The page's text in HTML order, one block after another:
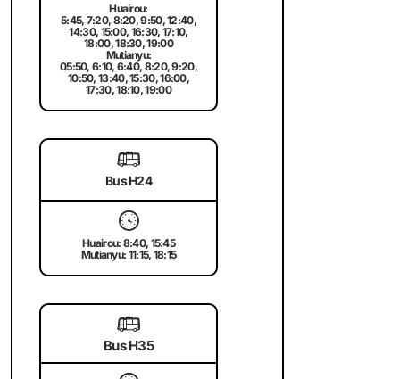
Huairou:
5:45, 7:20, 8:20, 9:50, 12:40,
14:30, 15:00, 16:30, 17:10,
18:00, 18:30, 19:00
Mutianyu:
05:50, 6:10, 6:40, 8:20, 9:20,
10:50, 13:40, 15:30, 16:00,
17:30, 18:10, 19:00
🚌
Bus H24
🕓
Huairou: 8:40, 15:45
Mutianyu: 11:15, 18:15
🚌
Bus H35